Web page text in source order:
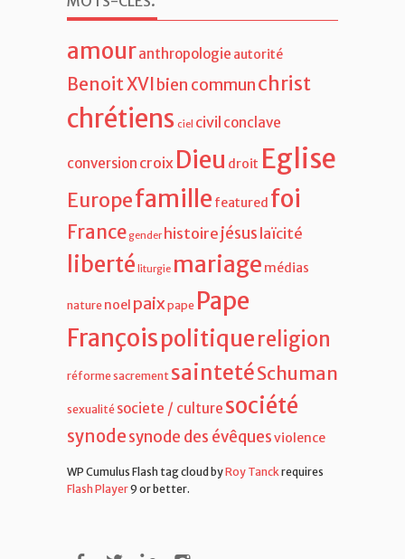
amouranthropologie autorité
Benoit XVIbien communchrist
chrétiens ciel civil conclave
conversion croix Dieu droit Eglise
Europefamille featured foi
Francegender histoire jésus laïcité
liberté liturgie mariage médias
nature noel paixpape Pape
Françoispolitiquereligion
réformesacrement saintetéSchuman
sexualité societe / culture société
synodesynode des évêquesviolence
WP Cumulus Flash tag cloud byRoy Tanck requires
Flash Player9 or better.